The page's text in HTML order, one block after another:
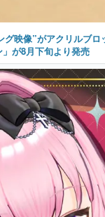
グ映像”がアクリルブ
が8月下旬より発売